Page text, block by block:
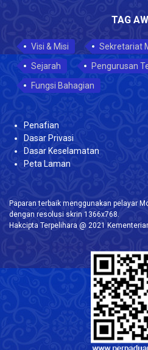
TAG
Visi & Misi
Sekretariat
Sejarah
Pengurusan
Fungsi Bahagian
Penafian
Dasar Privasi
Dasar Keselamatan
Peta Laman
Paparan terbaik menggunakan pelayar
dengan resolusi skrin 1366x768.
Hakcipta Terpelihara @ 2021